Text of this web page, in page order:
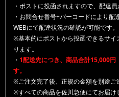
・ポストに投函されますので、配達
・お問合せ番号+バーコードにより配
WEBにて配達状況の確認が可能です。
※基本的にポストから投函できるサイ
ります。
・ 1配送先につき、商品合計15,000円
す。
※ご注文完了後、正規の金額を別途ご
※すべての商品を佐川急便にてお届け